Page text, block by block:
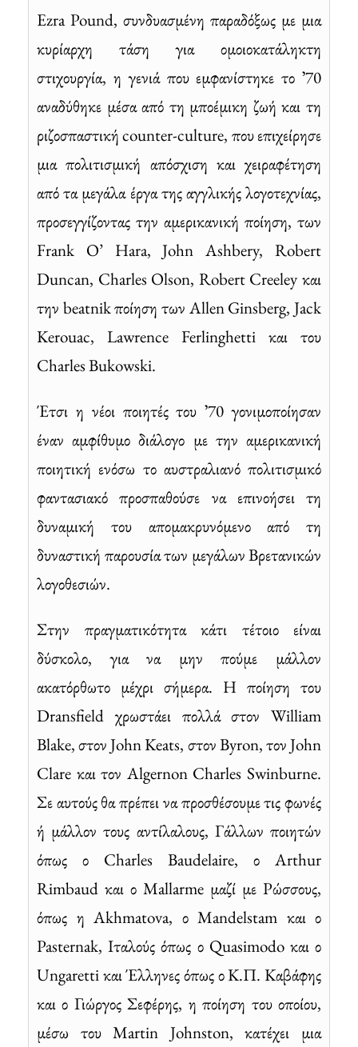
Ezra Pound, συνδυασμένη παραδόξως με μια
κυρίαρχη τάση για ομοιοκατάληκτη
στιχουργία, η γενιά που εμφανίστηκε το ʼ70
αναδύθηκε μέσα από τη μποέμικη ζωή και τη
ριζοσπαστική counter-culture, που επιχείρησε
μια πολιτισμική απόσχιση και χειραφέτηση
από τα μεγάλα έργα της αγγλικής λογοτεχνίας,
προσεγγίζοντας την αμερικανική ποίηση, των
Frank O’ Hara, John Ashbery, Robert
Duncan, Charles Olson, Robert Creeley και
την beatnik ποίηση των Allen Ginsberg, Jack
Kerouac, Lawrence Ferlinghetti και του
Charles Bukowski.
Έτσι η νέοι ποιητές του ʼ70 γονιμοποίησαν
έναν αμφίθυμο διάλογο με την αμερικανική
ποιητική ενόσω το αυστραλιανό πολιτισμικό
φαντασιακό προσπαθούσε να επινοήσει τη
δυναμική του απομακρυνόμενο από τη
δυναστική παρουσία των μεγάλων Βρετανικών
λογοθεσιών.
Στην πραγματικότητα κάτι τέτοιο είναι
δύσκολο, για να μην πούμε μάλλον
ακατόρθωτο μέχρι σήμερα. Η ποίηση του
Dransfield χρωστάει πολλά στον William
Blake, στον John Keats, στον Byron, τον John
Clare και τον Algernon Charles Swinburne.
Σε αυτούς θα πρέπει να προσθέσουμε τις φωνές
ή μάλλον τους αντίλαλους, Γάλλων ποιητών
όπως ο Charles Baudelaire, ο Arthur
Rimbaud και ο Mallarme μαζί με Ρώσσους,
όπως η Akhmatova, ο Mandelstam και ο
Pasternak, Ιταλούς όπως ο Quasimodo και ο
Ungaretti και Έλληνες όπως ο Κ.Π. Καβάφης
και ο Γιώργος Σεφέρης, η ποίηση του οποίου,
μέσω του Martin Johnston, κατέχει μια